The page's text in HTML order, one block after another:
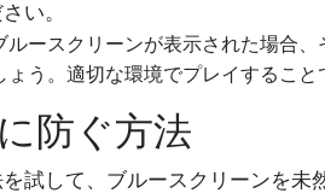
い。
ースクリーンが表示された場合、
う。適切な環境でプレイすること
防ぐ方法
試して、ブルースクリーンを未